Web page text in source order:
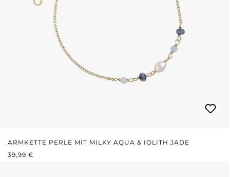
ARMKETTE PERLE MIT MILKY AQUA & IOLITH JADE
REGULÄRER PREIS:
39,99 €